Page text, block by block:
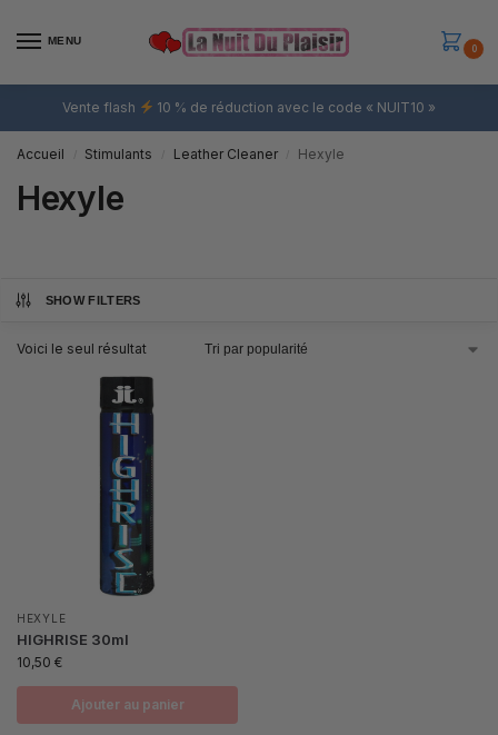
MENU
0
Vente flash 10 % de réduction avec le code « NUIT10 »
Accueil Stimulants Leather Cleaner Hexyle
Hexyle
SHOW FILTERS
Voici le seul résultat
HEXYLE
HIGHRISE 30ml
10,50 €
Ajouter au panier